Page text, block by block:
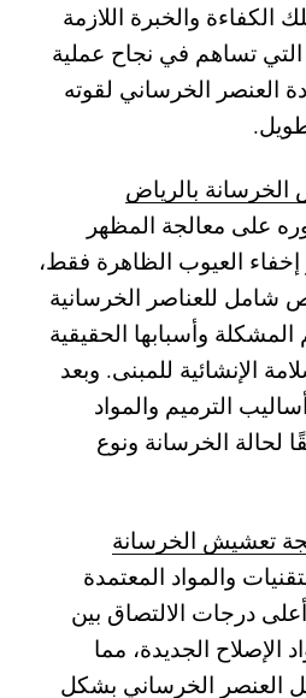
الكفاءة والخبرة اللازمة
التي تساهم في نجاح عملية
العنصر الخرساني لقوته
بالرياض
على معالجة المظهر
العيوب الظاهرة فقط،
شامل للعناصر الخرسانية
وأسبابها الحقيقية
الإنشائية للمبنى. وبعد
الترميم والمواد
لحالة الخرسانة ونوع
تعشيش الخرسانة
والمواد المعتمدة
درجات الالتصاق بين
الإصلاح الجديدة، مما
العنصر الخرساني بشكل